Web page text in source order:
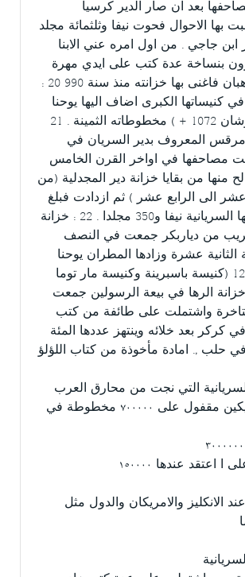
بعد ان صار الدير كرسيا
بها الاحوال فحوت نيفا وثلثمائة مجلد
دير ابن جاجي . من اول امره عني الابنا
بنساخة عدة كتب على ايدي مهرة
النساخ من الرهبان فاغنى بها خزانته منذ سنة 990 20 :
كنيساتها الكبرى اضاف اليها يوحنا
العاشر ابن شوشان 1072 + ) مخطوطاته الثمينة . 21
مرقس المعروف بدير السريان في
مصاحفها في اواخر القرن الخامس
منها من بقايا خزانة دير المجدلية (من
الى الرابع عشر ) ثم ازدادت فبلغ
عدد مخطوطاتها السريانية نيفا و350 مجلدا . 22 : خزانة
من دياربكر جمعت في النصف
الثانية عشرة وزادها المطران يوحنا
الامدي عام 1203 (كنيسة باسبرينة وكنيسة مار توما
بالموصل ) 23 خزانة الرها في بيعة الرسولين جمعت
واشتملت على طائفة من كتب
كركر بعد خلائه وينتهز عددها المئة
في حلب ,. امادة مأخوذة من كتاب اللؤلؤ
التي نجت من محارق العرب
فقط عند الفاتيكين مقفول على ٧٠٠٠٠٠ مخطوطة في
اعتقد عندها ١٥٠٠٠٠
الانكليز والامريكان والدول مثل